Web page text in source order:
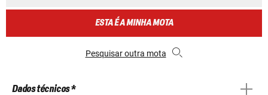
ESTA É A MINHA MOTA
Pesquisar outra mota
Dados técnicos *